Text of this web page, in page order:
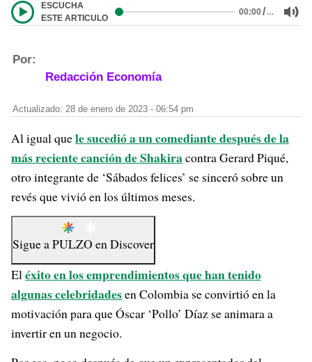
ESCUCHA
ESTE ARTICULO
00:00/…
Por:
Redacción Economía
Actualizado: 28 de enero de 2023 - 06:54 pm
Al igual quele sucedió a un comediante después de la
más reciente canción de Shakiracontra Gerard Piqué,
otro integrante de ‘Sábados felices’ se sinceró sobre un
revés que vivió en los últimos meses.
Sigue aPULZO enDiscover
Eléxito en los emprendimientos que han tenido
algunas celebridadesen Colombia se convirtió en la
motivación para que Óscar ‘Pollo’ Díaz se animara a
invertir en un negocio.